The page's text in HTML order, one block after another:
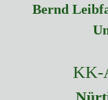
2. Hertl Miriam
3.
Wanderpokal
Bernd
KK-